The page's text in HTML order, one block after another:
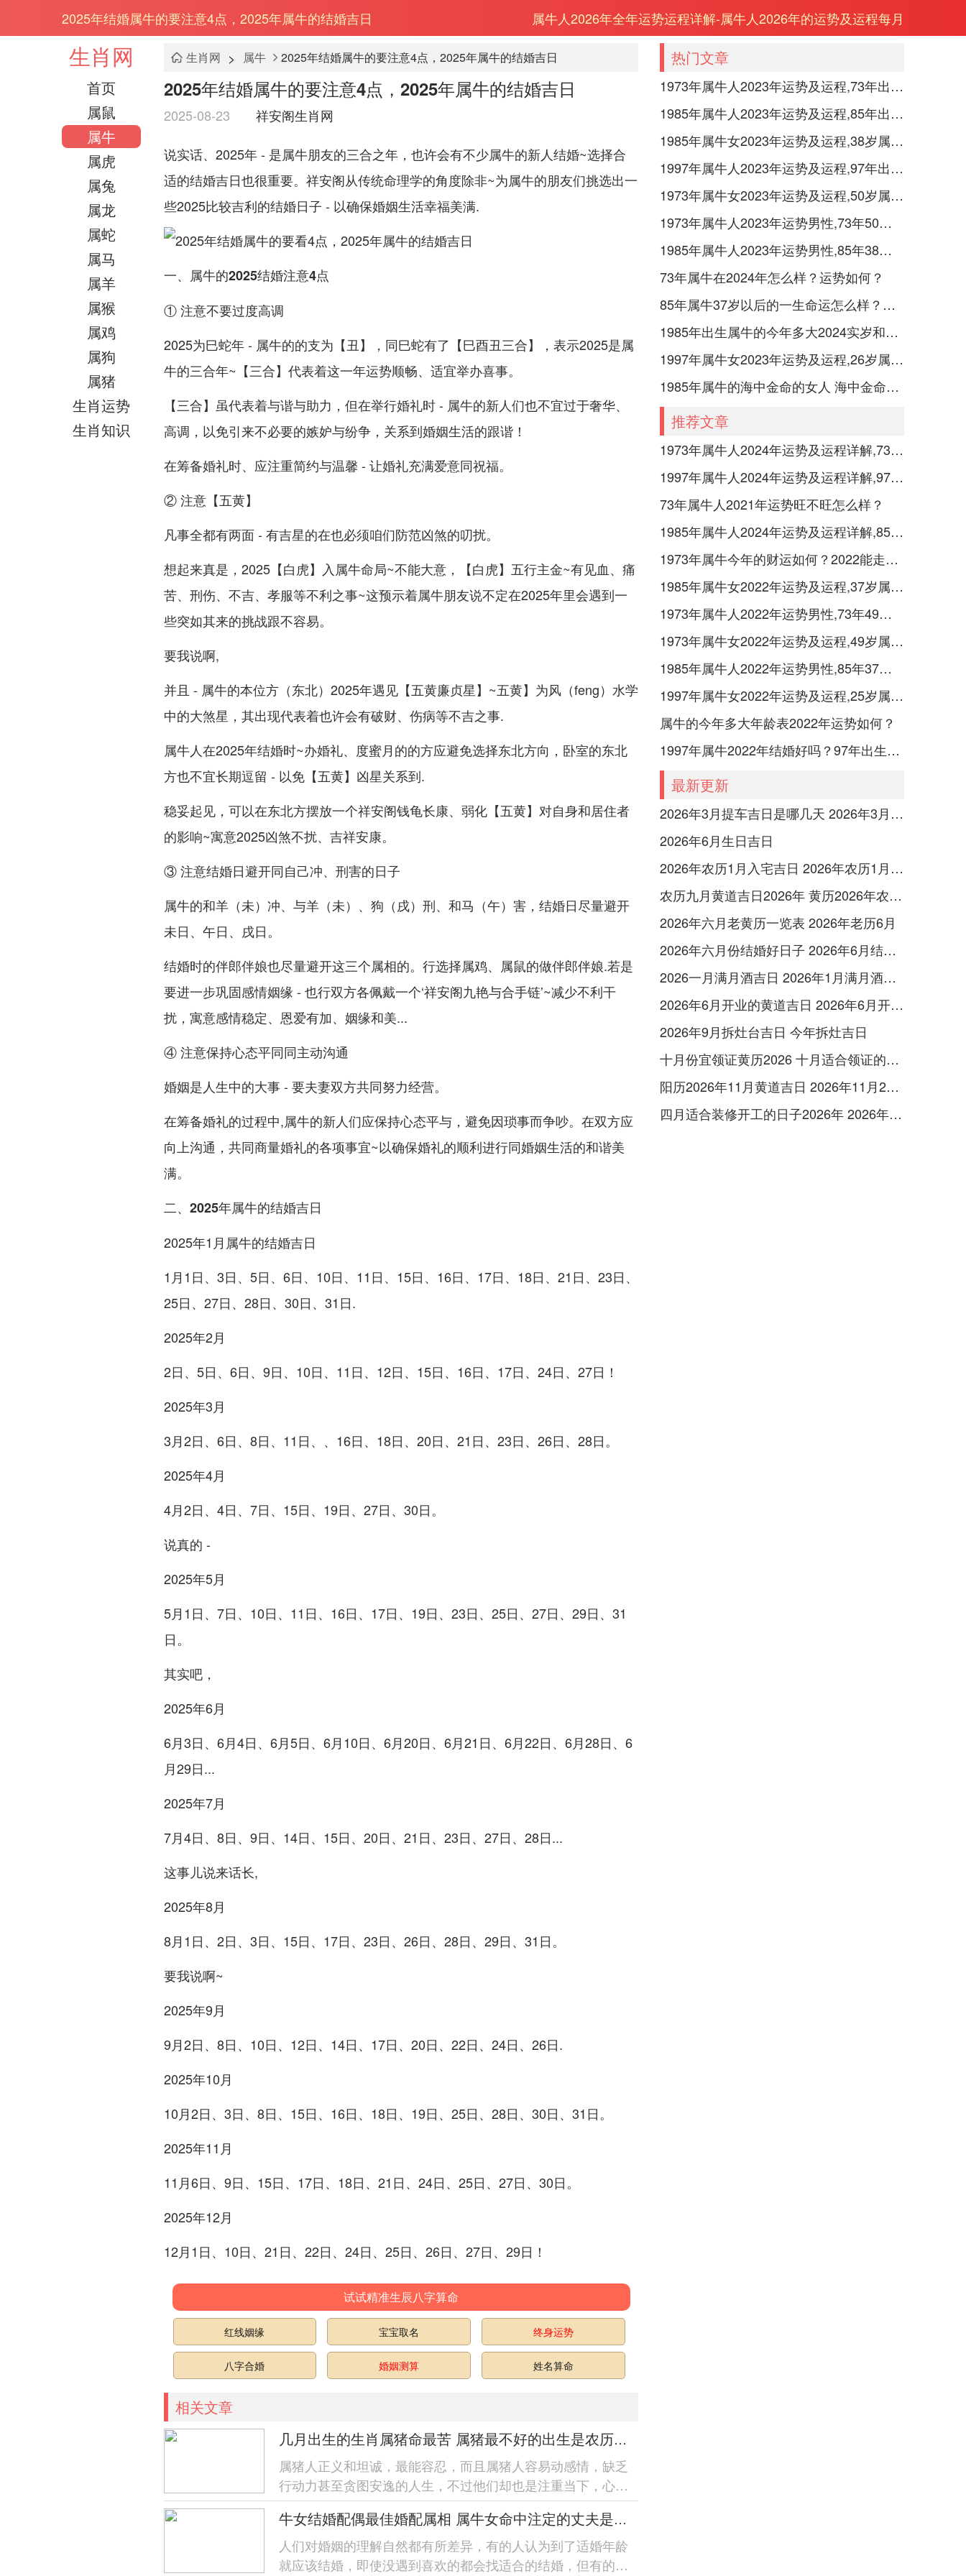
2025年结婚属牛的要注意4点，2025年属牛的结婚吉日 属牛人2026年全年运势运程详解-属牛人2026年的运势及运程每月
生肖网
首页
属鼠
属牛
属虎
属兔
属龙
属蛇
属马
属羊
属猴
属鸡
属狗
属猪
生肖运势
生肖知识
生肖网 > 属牛 2025年结婚属牛的要注意4点，2025年属牛的结婚吉日
2025年结婚属牛的要注意4点，2025年属牛的结婚吉日
2025-08-23 祥安阁生肖网
说实话、2025年 - 是属牛朋友的三合之年，也许会有不少属牛的新人结婚~选择合
适的结婚吉日也很重要。祥安阁从传统命理学的角度除非~为属牛的朋友们挑选出一
些2025比较吉利的结婚日子 - 以确保婚姻生活幸福美满.
一、属牛的2025结婚注意4点
① 注意不要过度高调
2025为巳蛇年 - 属牛的的支为【丑】，同巳蛇有了【巳酉丑三合】，表示2025是属
牛的三合年~【三合】代表着这一年运势顺畅、适宜举办喜事。
【三合】虽代表着与谐与助力，但在举行婚礼时 - 属牛的新人们也不宜过于奢华、
高调，以免引来不必要的嫉妒与纷争，关系到婚姻生活的跟谐！
在筹备婚礼时、应注重简约与温馨 - 让婚礼充满爱意同祝福。
② 注意【五黄】
凡事全都有两面 - 有吉星的在也必须咱们防范凶煞的叨扰。
想起来真是，2025【白虎】入属牛命局~不能大意，【白虎】五行主金~有见血、痛
苦、刑伤、不吉、孝服等不利之事~这预示着属牛朋友说不定在2025年里会遇到一
些突如其来的挑战跟不容易。
要我说啊,
并且 - 属牛的本位方（东北）2025年遇见【五黄廉贞星】~五黄】为风（feng）水学
中的大煞星，其出现代表着也许会有破财、伤病等不吉之事.
属牛人在2025年结婚时~办婚礼、度蜜月的的方应避免选择东北方向，卧室的东北
方也不宜长期逗留 - 以免【五黄】凶星关系到.
稳妥起见，可以在东北方摆放一个祥安阁钱龟长康、弱化【五黄】对自身和居住者
的影响~寓意2025凶煞不扰、吉祥安康。
③ 注意结婚日避开同自己冲、刑害的日子
属牛的和羊（未）冲、与羊（未）、狗（戌）刑、和马（午）害，结婚日尽量避开
未日、午日、戌日。
结婚时的伴郎伴娘也尽量避开这三个属相的。行选择属鸡、属鼠的做伴郎伴娘.若是
要进一步巩固感情姻缘 - 也行双方各佩戴一个‘祥安阁九艳与合手链’~减少不利干
扰，寓意感情稳定、恩爱有加、姻缘和美...
④ 注意保持心态平同同主动沟通
婚姻是人生中的大事 - 要夫妻双方共同努力经营。
在筹备婚礼的过程中,属牛的新人们应保持心态平与，避免因琐事而争吵。在双方应
向上沟通，共同商量婚礼的各项事宜~以确保婚礼的顺利进行同婚姻生活的和谐美
满。
二、2025年属牛的结婚吉日
2025年1月属牛的结婚吉日
1月1日、3日、5日、6日、10日、11日、15日、16日、17日、18日、21日、23日、
25日、27日、28日、30日、31日.
2025年2月
2日、5日、6日、9日、10日、11日、12日、15日、16日、17日、24日、27日！
2025年3月
3月2日、6日、8日、11日、、16日、18日、20日、21日、23日、26日、28日。
2025年4月
4月2日、4日、7日、15日、19日、27日、30日。
说真的 -
2025年5月
5月1日、7日、10日、11日、16日、17日、19日、23日、25日、27日、29日、31
日。
其实吧，
2025年6月
6月3日、6月4日、6月5日、6月10日、6月20日、6月21日、6月22日、6月28日、6
月29日...
2025年7月
7月4日、8日、9日、14日、15日、20日、21日、23日、27日、28日...
这事儿说来话长,
2025年8月
8月1日、2日、3日、15日、17日、23日、26日、28日、29日、31日。
要我说啊~
2025年9月
9月2日、8日、10日、12日、14日、17日、20日、22日、24日、26日.
2025年10月
10月2日、3日、8日、15日、16日、18日、19日、25日、28日、30日、31日。
2025年11月
11月6日、9日、15日、17日、18日、21日、24日、25日、27日、30日。
2025年12月
12月1日、10日、21日、22日、24日、25日、26日、27日、29日！
试试精准生辰八字算命
红线姻缘 宝宝取名 终身运势
八字合婚 婚姻测算 姓名算命
相关文章
几月出生的生肖属猪命最苦 属猪最不好的出生是农历四月吗
属猪人正义和坦诚，最能容忍，而且属猪人容易动感情，缺乏
行动力甚至贪图安逸的人生，不过他们却也是注重当下，心地
善良，有时候都是很多不切合实际的幻...
牛女结婚配偶最佳婚配属相 属牛女命中注定的丈夫是属鼠男吗
人们对婚姻的理解自然都有所差异，有的人认为到了适婚年龄
就应该结婚，即使没遇到喜欢的都会找适合的结婚，但有的人
热门文章
1973年属牛人2023年运势及运程,73年出生的50岁生肖牛2023年每月运势详解
1985年属牛人2023年运势及运程,85年出生的38岁生肖牛2023年每月运势详解
1985年属牛女2023年运势及运程,38岁属牛人2023全年每月运势女性如何
1997年属牛人2023年运势及运程,97年出生的26岁生肖牛2023年每月运势详解
1973年属牛女2023年运势及运程,50岁属牛人2023全年每月运势女性如何
1973年属牛人2023年运势男性,73年50岁属牛男2023年每月运程怎么样
1985年属牛人2023年运势男性,85年38岁属牛男2023年每月运程怎么样
73年属牛在2024年怎么样？运势如何？
85年属牛37岁以后的一生命运怎么样？各方面运势怎样？
1985年出生属牛的今年多大2024实岁和虚岁
1997年属牛女2023年运势及运程,26岁属牛人2023全年每月运势女性如何
1985年属牛的海中金命的女人 海中金命的女人运势如何
推荐文章
1973年属牛人2024年运势及运程详解,73年出生51岁肖牛人在2024全年每月运势完整版
1997年属牛人2024年运势及运程详解,97年出生27岁肖牛人在2024全年每月运势完整版
73年属牛人2021年运势旺不旺怎么样？
1985年属牛人2024年运势及运程详解,85年出生39岁肖牛人在2024全年每月运势完整版
1973年属牛今年的财运如何？2022能走大运吗？
1985年属牛女2022年运势及运程,37岁属牛人2022全年每月运势女性如何
1973年属牛人2022年运势男性,73年49岁属牛男2022年每月运程怎么样
1973年属牛女2022年运势及运程,49岁属牛人2022全年每月运势女性如何
1985年属牛人2022年运势男性,85年37岁属牛男2022年每月运程怎么样
1997年属牛女2022年运势及运程,25岁属牛人2022全年每月运势女性如何
属牛的今年多大年龄表2022年运势如何？
1997年属牛2022年结婚好吗？97年出生的25岁属牛的人可以结婚吗？
最新更新
2026年3月提车吉日是哪几天 2026年3月26号提车
2026年6月生日吉日
2026年农历1月入宅吉日 2026年农历1月入宅最好的日子
农历九月黄道吉日2026年 黄历2026年农历九月黄道吉日查询
2026年六月老黄历一览表 2026年老历6月
2026年六月份结婚好日子 2026年6月结婚好吗
2026一月满月酒吉日 2026年1月满月酒吉日
2026年6月开业的黄道吉日 2026年6月开业黄道吉日查询
2026年9月拆灶台吉日 今年拆灶吉日
十月份宜领证黄历2026 十月适合领证的好日子2026年
阳历2026年11月黄道吉日 2026年11月26日阳历黄道吉日
四月适合装修开工的日子2026年 2026年四月份适合装修开工的黄道吉日